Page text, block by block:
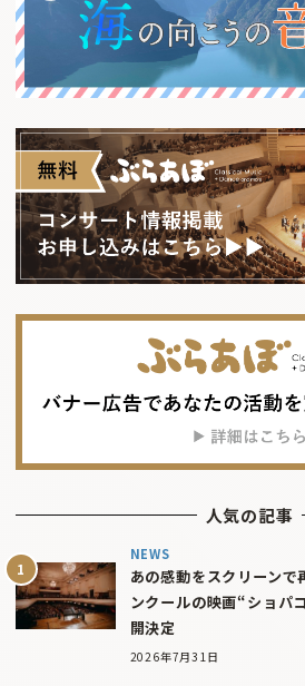
人気の記事
NEWS
あの感動をスクリーン
ンクールの映画“ショパ
開決定
2026年7月31日